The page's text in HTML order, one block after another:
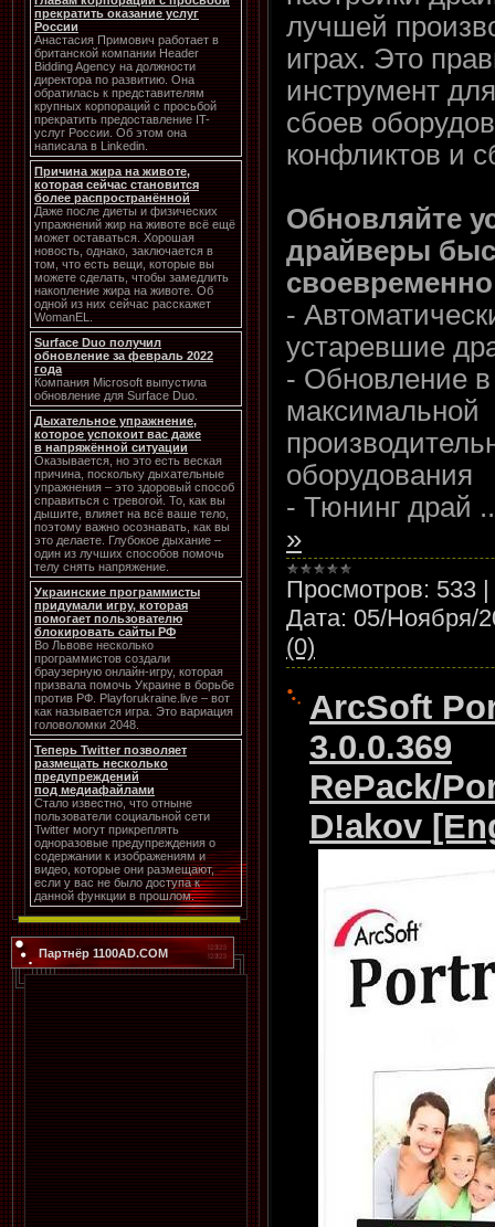
прекратить оказание услуг
России
Анастасия Примович работает в
британской компании Header
Bidding Agency на должности
директора по развитию. Она
обратилась к представителям
крупных корпораций с просьбой
прекратить предоставление IT-
услуг России. Об этом она
написала в Linkedin.
Причина жира на животе,
которая сейчас становится
более распространённой
Даже после диеты и физических
упражнений жир на животе всё ещё
может оставаться. Хорошая
новость, однако, заключается в
том, что есть вещи, которые вы
можете сделать, чтобы замедлить
накопление жира на животе. Об
одной из них сейчас расскажет
WomanEL.
Surface Duo получил
обновление за февраль 2022
года
Компания Microsoft выпустила
обновление для Surface Duo.
Дыхательное упражнение,
которое успокоит вас даже
в напряжённой ситуации
Оказывается, но это есть веская
причина, поскольку дыхательные
упражнения – это здоровый способ
справиться с тревогой. То, как вы
дышите, влияет на всё ваше тело,
поэтому важно осознавать, как вы
это делаете. Глубокое дыхание –
один из лучших способов помочь
телу снять напряжение.
Украинские программисты
придумали игру, которая
помогает пользователю
блокировать сайты РФ
Во Львове несколько
программистов создали
браузерную онлайн-игру, которая
призвала помочь Украине в борьбе
против РФ. Playforukraine.live – вот
как называется игра. Это вариация
головоломки 2048.
Теперь Twitter позволяет
размещать несколько
предупреждений
под медиафайлами
Стало известно, что отныне
пользователи социальной сети
Twitter могут прикреплять
одноразовые предупреждения о
содержании к изображениям и
видео, которые они размещают,
если у вас не было доступа к
данной функции в прошлом.
Партнёр 1100AD.COM
лучшей
играх. Это
инструмент
сбоев
конфликтов и
Обновляйте
драйверы
-
устаревшие
- Обновление в
максимальной
оборудования
- Тюнинг драй
»
Просмотров: 533 |
Дата: 05/Ноября/
(0)
ArcSoft
3.0.0.369
RePack/
D!akov